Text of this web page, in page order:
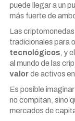
puede llegar a un
más fuerte de
Las
tradicionales para
tecnológicos, y
al mundo de las
valor de activos
Es posible
no compitan, sino
mercados de